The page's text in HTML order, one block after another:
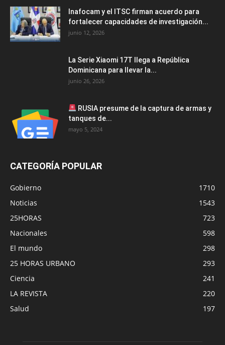
Inafocam y el ITSC firman acuerdo para
fortalecer capacidades de investigación...
junio 12, 2026
La Serie Xiaomi 17T llega a República
Dominicana para llevar la...
junio 26, 2026
RUSIA presume de la captura de armas y
tanques de...
mayo 5, 2024
CATEGORÍA POPULAR
Gobierno
1710
Noticias
1543
25HORAS
723
Nacionales
598
El mundo
298
25 HORAS URBANO
293
Ciencia
241
LA REVISTA
220
Salud
197